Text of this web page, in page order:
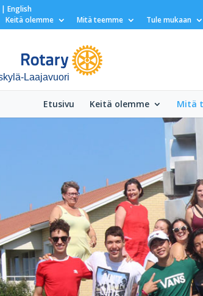
English
Keitä olemme Mitä teemme Tule mukaan
Laajavuori
Etusivu Keitä olemme Mitä